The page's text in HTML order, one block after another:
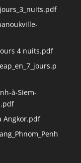
4 nuits.pdf
à-Siem-
Angkor.pdf